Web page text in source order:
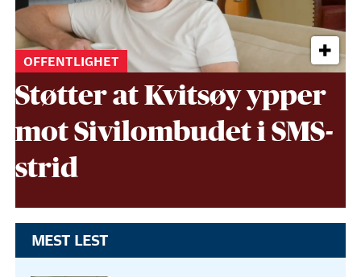
OFFENTLIGHET
Støtter at Kvitsøy ypper
mot Sivil­ombudet i SMS-
strid
MEST LEST